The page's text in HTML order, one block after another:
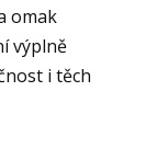
omak
výplně
i těch